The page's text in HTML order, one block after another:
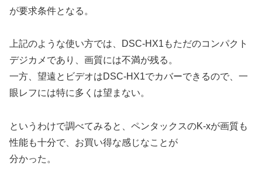
が要求条件となる。
上記のような使い方では、DSC-HX1もただのコンパクト
デジカメであり、画質には不満が残る。
一方、望遠とビデオはDSC-HX1でカバーできるので、一
眼レフには特に多くは望まない。
というわけで調べてみると、ペンタックスのK-xが画質も
性能も十分で、お買い得な感じなことが
分かった。